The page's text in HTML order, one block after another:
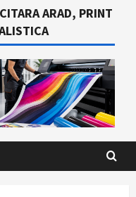
ARAD, PRINT